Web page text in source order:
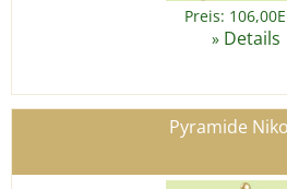
Preis:
» Details
Pyramide